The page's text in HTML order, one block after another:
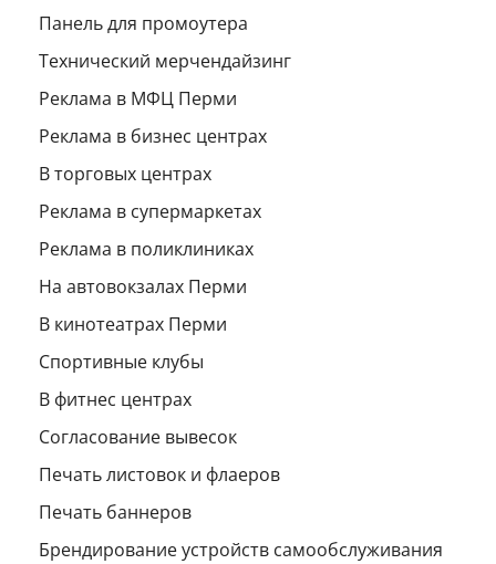
Панель для промоутера
Технический мерчендайзинг
Реклама в МФЦ Перми
Реклама в бизнес центрах
В торговых центрах
Реклама в супермаркетах
Реклама в поликлиниках
На автовокзалах Перми
В кинотеатрах Перми
Спортивные клубы
В фитнес центрах
Согласование вывесок
Печать листовок и флаеров
Печать баннеров
Брендирование устройств самообслуживания